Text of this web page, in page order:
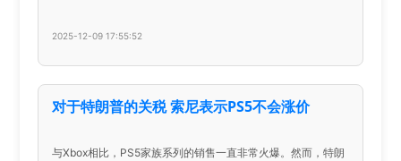
2025-12-09 17:55:52
对于特朗普的关税 索尼表示PS5不会涨价
与Xbox相比，PS5家族系列的销售一直非常火爆。然而，特朗